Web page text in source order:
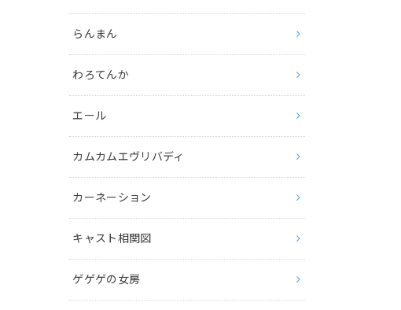
らんまん
わろてんか
エール
カムカムエヴリバディ
カーネーション
キャスト相関図
ゲゲゲの女房